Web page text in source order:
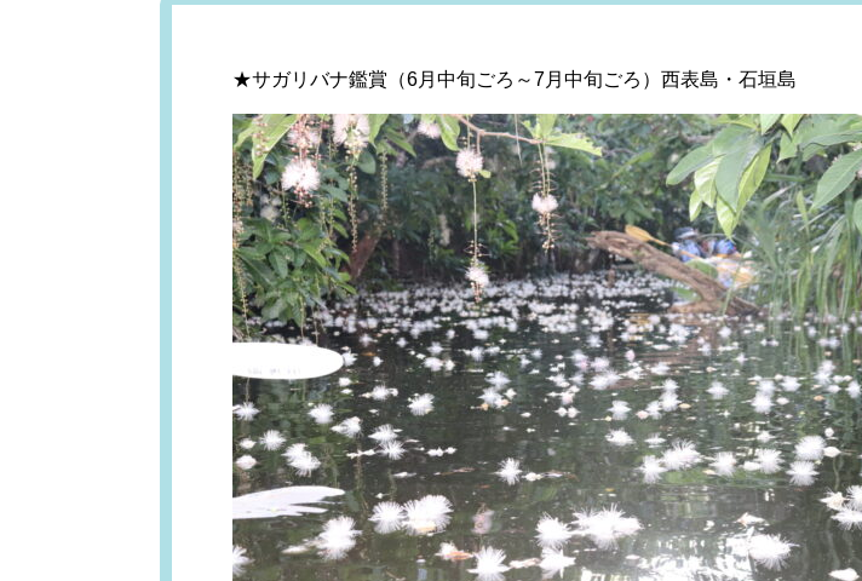
★サガリバナ鑑賞（6月中旬ごろ～7月中旬ごろ）西表島・石垣島